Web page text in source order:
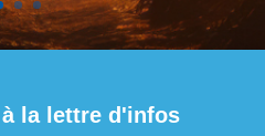
la lettre d'infos